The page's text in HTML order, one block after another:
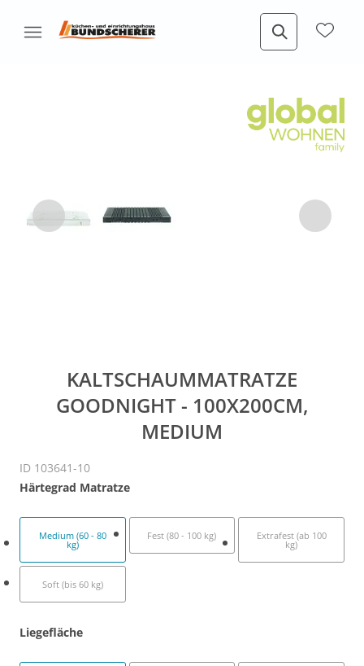
KALTSCHAUMMATRATZE
GOODNIGHT - 100X200CM,
MEDIUM
ID 103641-10
Härtegrad Matratze
Medium (60 - 80
kg)
Fest (80 - 100 kg) Extrafest (ab 100
kg)
Soft (bis 60 kg)
Liegefläche